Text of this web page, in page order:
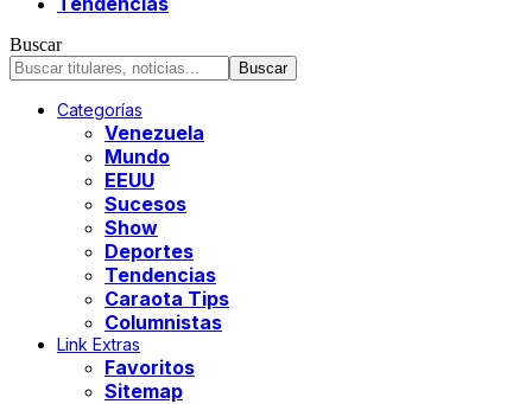
Buscar
Categorías
Venezuela
Mundo
EEUU
Sucesos
Show
Deportes
Tendencias
Caraota Tips
Columnistas
Link Extras
Favoritos
Sitemap